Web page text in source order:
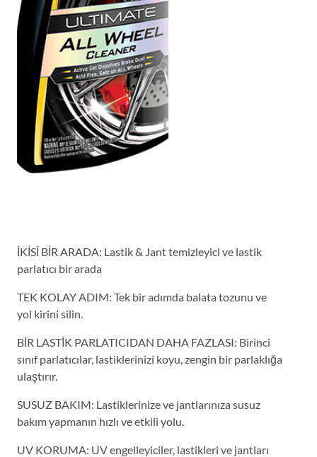
İKİSİ BİR ARADA: Lastik & Jant temizleyici ve lastik
parlatıcı bir arada
TEK KOLAY ADIM: Tek bir adımda balata tozunu ve
yol kirini silin.
BİR LASTİK PARLATICIDAN DAHA FAZLASI: Birinci
sınıf parlatıcılar, lastiklerinizi koyu, zengin bir parlaklığa
ulaştırır.
SUSUZ BAKIM: Lastiklerinize ve jantlarınıza susuz
bakım yapmanın hızlı ve etkili yolu.
UV KORUMA: UV engelleyiciler, lastikleri ve jantları